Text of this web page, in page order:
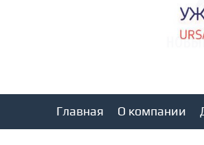
Главная О компании